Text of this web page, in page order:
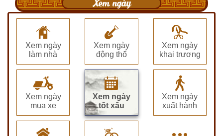
Xem ngày
Xem ngày
làm nhà
Xem ngày
động thổ
Xem ngày
khai trương
Xem ngày
mua xe
Xem ngày
tốt xấu
Xem ngày
xuất hành